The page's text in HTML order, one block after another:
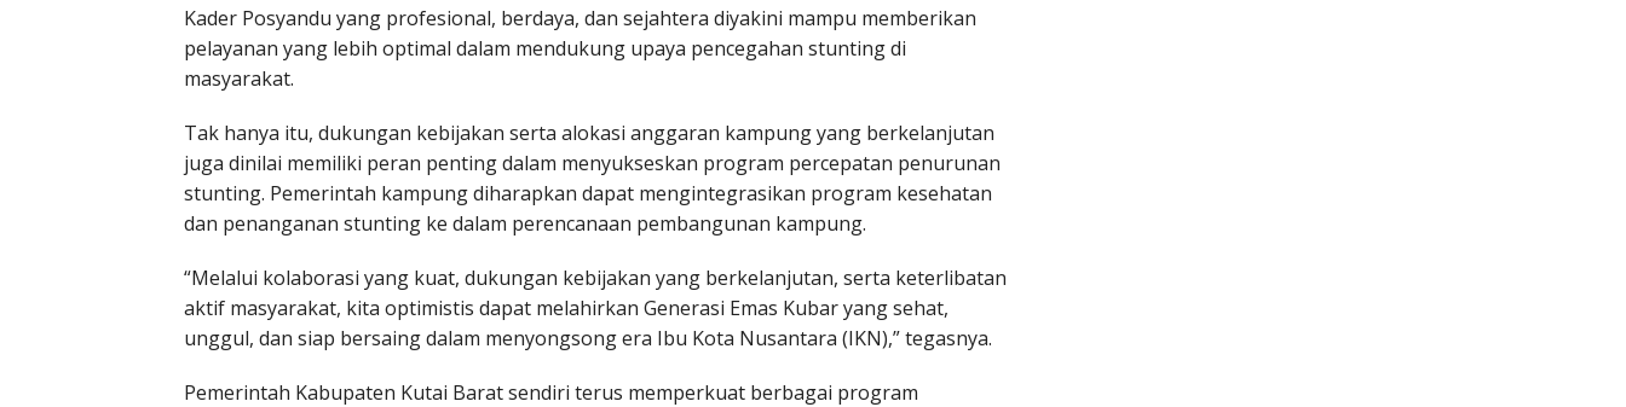
Kader Posyandu yang profesional, berdaya, dan sejahtera diyakini mampu memberikan
pelayanan yang lebih optimal dalam mendukung upaya pencegahan stunting di
masyarakat.
Tak hanya itu, dukungan kebijakan serta alokasi anggaran kampung yang berkelanjutan
juga dinilai memiliki peran penting dalam menyukseskan program percepatan penurunan
stunting. Pemerintah kampung diharapkan dapat mengintegrasikan program kesehatan
dan penanganan stunting ke dalam perencanaan pembangunan kampung.
“Melalui kolaborasi yang kuat, dukungan kebijakan yang berkelanjutan, serta keterlibatan
aktif masyarakat, kita optimistis dapat melahirkan Generasi Emas Kubar yang sehat,
unggul, dan siap bersaing dalam menyongsong era Ibu Kota Nusantara (IKN),” tegasnya.
Pemerintah Kabupaten Kutai Barat sendiri terus memperkuat berbagai program